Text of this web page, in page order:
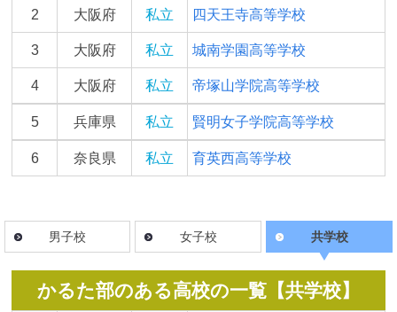
2 大阪府 私立 四天王寺高等学校
3 大阪府 私立 城南学園高等学校
4 大阪府 私立 帝塚山学院高等学校
5 兵庫県 私立 賢明女子学院高等学校
6 奈良県 私立 育英西高等学校
男子校 女子校 共学校
かるた部のある高校の一覧【共学校】